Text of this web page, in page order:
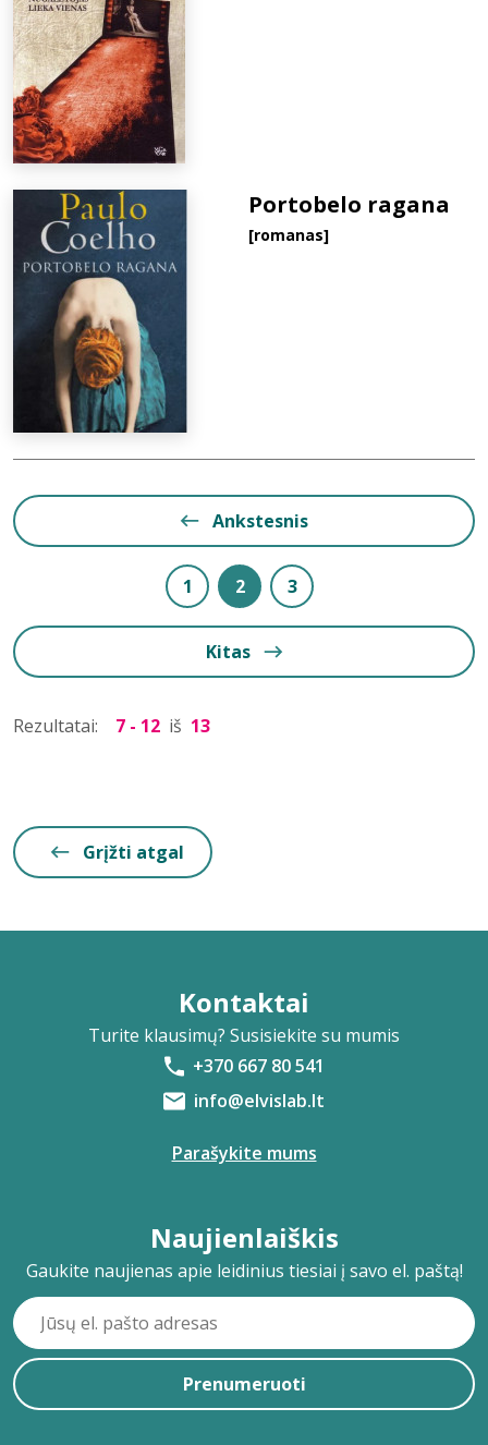
Portobelo ragana
[romanas]
Ankstesnis
1 2 3
Kitas
Rezultatai: 7 - 12 iš 13
Grįžti atgal
Kontaktai
Turite klausimų? Susisiekite su mumis
+370 667 80 541
info@elvislab.lt
Parašykite mums
Naujienlaiškis
Gaukite naujienas apie leidinius tiesiai į savo el. paštą!
Prenumeruoti